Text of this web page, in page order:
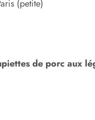
(petite)
de porc aux